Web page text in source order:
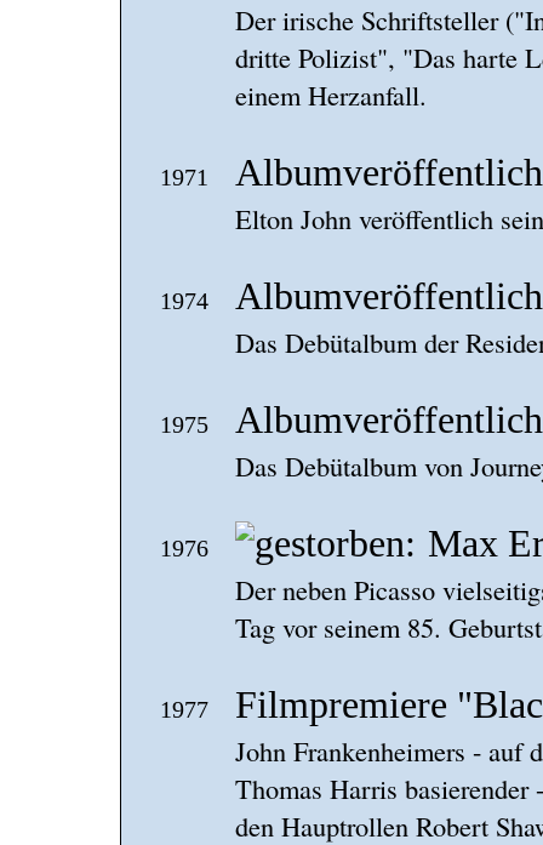
Der irische Schriftsteller
dritte Polizist", "Das harte
einem Herzanfall.
1971
Elton John veröffentlich
1974
Das Debütalbum der
1975
Das Debütalbum von
1976 Max
Der neben Picasso
Tag vor seinem 85.
1977 Filmpremiere
John Frankenheimers - auf
Thomas Harris
den Hauptrollen Robert